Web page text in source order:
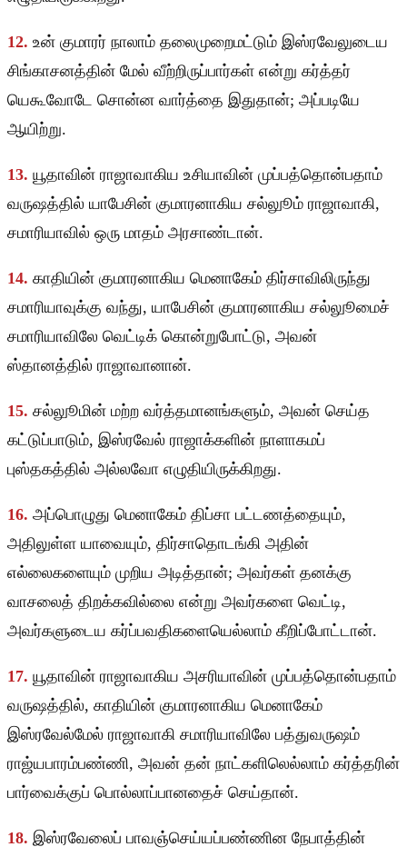
12. உன் குமாரர் நாலாம் தலைமுறைமட்டும் இஸ்ரவேலுடைய
சிங்காசனத்தின் மேல் வீற்றிருப்பார்கள் என்று கர்த்தர்
யெகூவோடே சொன்ன வார்த்தை இதுதான்; அப்படியே
ஆயிற்று.
13. யூதாவின் ராஜாவாகிய உசியாவின் முப்பத்தொன்பதாம்
வருஷத்தில் யாபேசின் குமாரனாகிய சல்லுூம் ராஜாவாகி,
சமாரியாவில் ஒரு மாதம் அரசாண்டான்.
14. காதியின் குமாரனாகிய மெனாகேம் திர்சாவிலிருந்து
சமாரியாவுக்கு வந்து, யாபேசின் குமாரனாகிய சல்லுூமைச்
சமாரியாவிலே வெட்டிக் கொன்றுபோட்டு, அவன்
ஸ்தானத்தில் ராஜாவானான்.
15. சல்லுூமின் மற்ற வர்த்தமானங்களும், அவன் செய்த
கட்டுப்பாடும், இஸ்ரவேல் ராஜாக்களின் நாளாகமப்
புஸ்தகத்தில் அல்லவோ எழுதியிருக்கிறது.
16. அப்பொழுது மெனாகேம் திப்சா பட்டணத்தையும்,
அதிலுள்ள யாவையும், திர்சாதொடங்கி அதின்
எல்லைகளையும் முறிய அடித்தான்; அவர்கள் தனக்கு
வாசலைத் திறக்கவில்லை என்று அவர்களை வெட்டி,
அவர்களுடைய கர்ப்பவதிகளையெல்லாம் கீறிப்போட்டான்.
17. யூதாவின் ராஜாவாகிய அசரியாவின் முப்பத்தொன்பதாம்
வருஷத்தில், காதியின் குமாரனாகிய மெனாகேம்
இஸ்ரவேல்மேல் ராஜாவாகி சமாரியாவிலே பத்துவருஷம்
ராஜ்யபாரம்பண்ணி, அவன் தன் நாட்களிலெல்லாம் கர்த்தரின்
பார்வைக்குப் பொல்லாப்பானதைச் செய்தான்.
18. இஸ்ரவேலைப் பாவஞ்செய்யப்பண்ணின நேபாத்தின்